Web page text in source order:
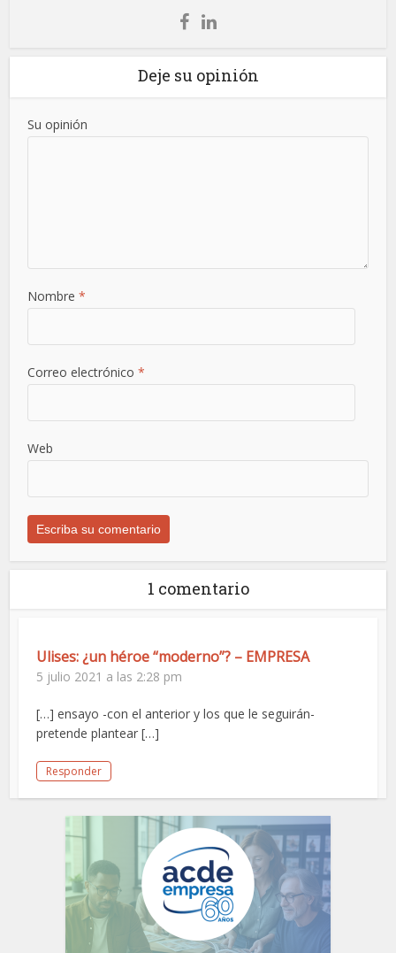
Deje su opinión
Su opinión
Nombre*
Correo electrónico*
Web
1 comentario
Ulises: ¿un héroe “moderno”? – EMPRESA
5 julio 2021 a las 2:28 pm
[…] ensayo -con el anterior y los que le seguirán-
pretende plantear […]
Responder